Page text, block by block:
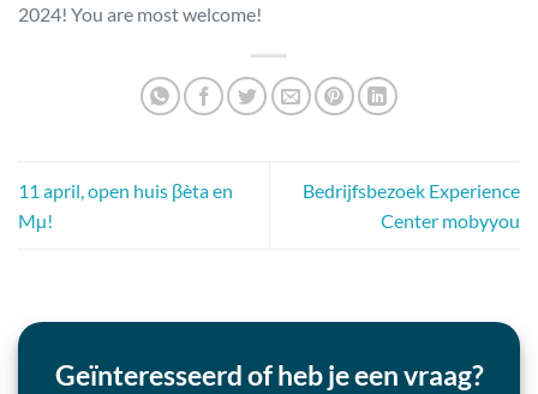
2024! You are most welcome!
11 april, open huis βèta en
Mµ!
Bedrijfsbezoek Experience
Center mobyyou
Geïnteresseerd of heb je een vraag?